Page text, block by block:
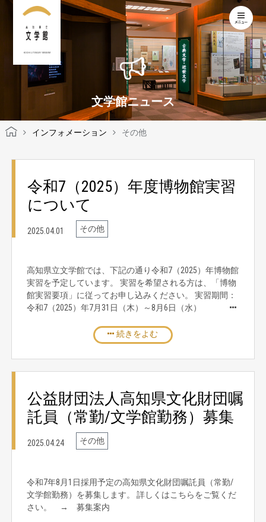
KOCHI LITERARY MUSEUM
文学館ニュース
インフォメーション その他
令和7（2025）年度博物館実習
について
2025.04.01 その他
高知県立文学館では、下記の通り令和7（2025）年博物館
実習を予定しています。 実習を希望される方は、「博物
館実習要項」に従ってお申し込みください。 実習期間：
令和7（2025）年7月31日（木）～8月6日（水）
続きをよむ
公益財団法人高知県文化財団嘱
託員（常勤/文学館勤務）募集
2025.04.24 その他
令和7年8月1日採用予定の高知県文化財団嘱託員（常勤/
文学館勤務）を募集します。 詳しくはこちらをご覧くだ
さい。 → 募集案内